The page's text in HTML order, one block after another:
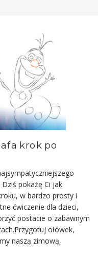
krok po
Dziś pokażę Ci jak
w bardzo prosty i
ćwiczenie dla dzieci,
postacie o zabawnym
ołówek,
naszą zimową,